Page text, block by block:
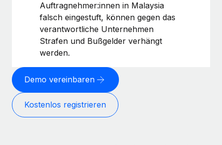
Auftragnehmer:innen in Malaysia
falsch eingestuft, können gegen das
verantwortliche Unternehmen
Strafen und Bußgelder verhängt
werden.
Demo vereinbaren
Kostenlos registrieren